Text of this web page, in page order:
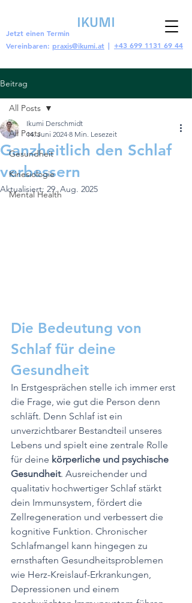
| +43 699 1131 69 44
Jetzt einen Termin
Vereinbaren: praxis@ikumi.at
Beitrag
All Posts
Gesundheit
Kinesiologie
Mental Health
All Posts
Ganzheitlich den Schlaf
verbessern
Ikumi Derschmidt
14. Juni 2024 8 Min. Lesezeit
Aktualisiert: 29. Aug. 2025
Die Bedeutung von
Schlaf für deine
Gesundheit
In Erstgesprächen stelle ich immer erst
die Frage, wie gut die Person denn
schläft. Denn Schlaf ist ein
unverzichtbarer Bestandteil unseres
Lebens und spielt eine zentrale Rolle
für deine körperliche und psychische
Gesundheit. Ausreichender und
qualitativ hochwertiger Schlaf stärkt
dein Immunsystem, fördert die
Zellregeneration und verbessert die
kognitive Funktion. Chronischer
Schlafmangel kann hingegen zu
ernsthaften Gesundheitsproblemen
wie Herz-Kreislauf-Erkrankungen,
Depressionen und einem